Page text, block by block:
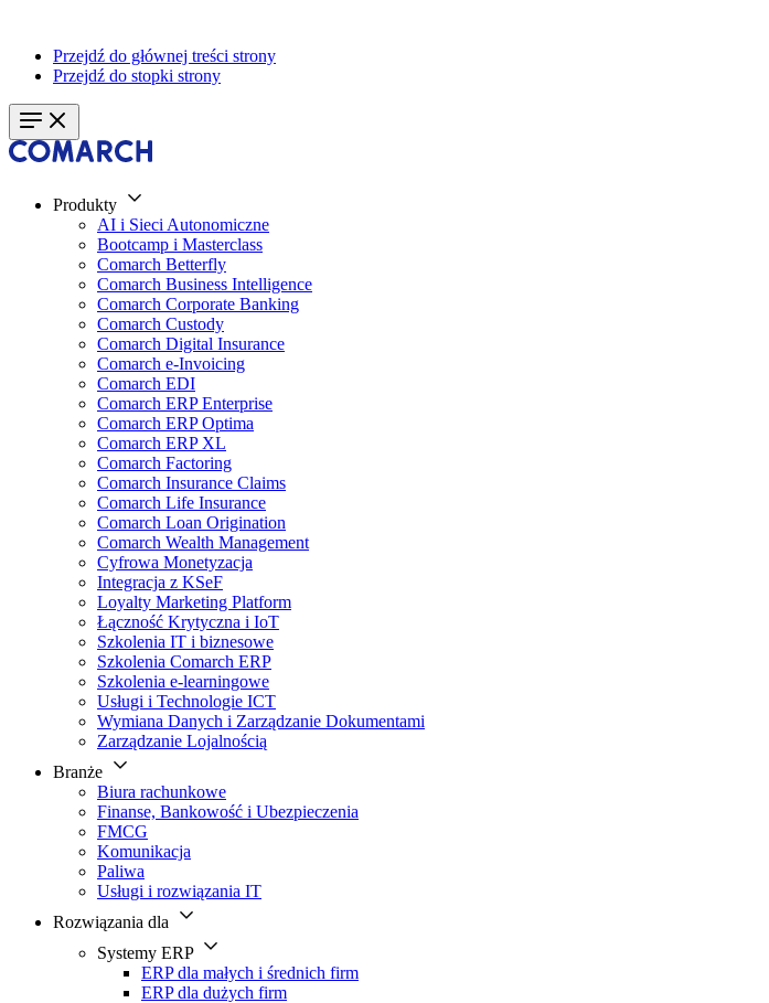
Przejdź do głównej treści strony
Przejdź do stopki strony
Produkty
AI i Sieci Autonomiczne
Bootcamp i Masterclass
Comarch Betterfly
Comarch Business Intelligence
Comarch Corporate Banking
Comarch Custody
Comarch Digital Insurance
Comarch e-Invoicing
Comarch EDI
Comarch ERP Enterprise
Comarch ERP Optima
Comarch ERP XL
Comarch Factoring
Comarch Insurance Claims
Comarch Life Insurance
Comarch Loan Origination
Comarch Wealth Management
Cyfrowa Monetyzacja
Integracja z KSeF
Loyalty Marketing Platform
Łączność Krytyczna i IoT
Szkolenia IT i biznesowe
Szkolenia Comarch ERP
Szkolenia e-learningowe
Usługi i Technologie ICT
Wymiana Danych i Zarządzanie Dokumentami
Zarządzanie Lojalnością
Branże
Biura rachunkowe
Finanse, Bankowość i Ubezpieczenia
FMCG
Komunikacja
Paliwa
Usługi i rozwiązania IT
Rozwiązania dla
Systemy ERP
ERP dla małych i średnich firm
ERP dla dużych firm